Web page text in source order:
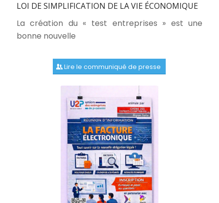
LOI DE SIMPLIFICATION DE LA VIE ÉCONOMIQUE
La création du « test entreprises » est une
bonne nouvelle
Lire le communiqué de presse